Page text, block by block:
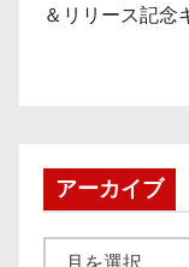
＆リリース記念
アーカイブ